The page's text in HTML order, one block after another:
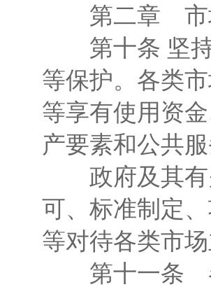
第二章 市
第十条 坚持
等保护。各类
等享有使用资
产要素和公共
政府及其有
可、标准制定
等对待各类市
第十一条 各